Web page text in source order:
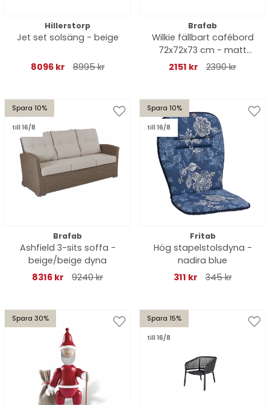
Hillerstorp
Jet set solsäng - beige
8096 kr 8995 kr
Brafab
Wilkie fällbart cafébord
72x72x73 cm - matt
svart
2151 kr 2390 kr
Spara 10%
till 16/8
Brafab
Ashfield 3-sits soffa -
beige/beige dyna
8316 kr
9240 kr
Spara 10%
till 16/8
Fritab
Hög stapelstolsdyna -
nadira blue
311 kr
345 kr
Spara 30% Spara 15%
till 16/8